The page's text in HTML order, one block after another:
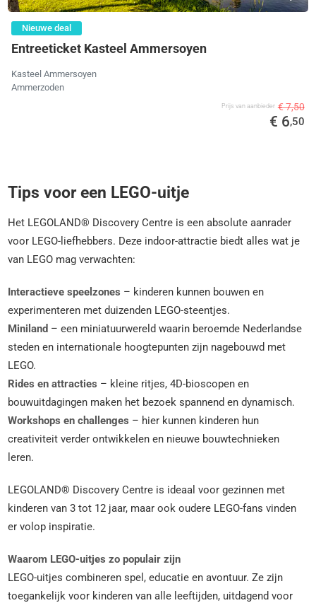
Nieuwe deal
Entreeticket Kasteel Ammersoyen
Kasteel Ammersoyen
Ammerzoden
Prijs van aanbieder € 7,50
€ 6,50
Tips voor een LEGO-uitje
Het LEGOLAND® Discovery Centre is een absolute aanrader
voor LEGO-liefhebbers. Deze indoor-attractie biedt alles wat je
van LEGO mag verwachten:
Interactieve speelzones – kinderen kunnen bouwen en
experimenteren met duizenden LEGO-steentjes.
Miniland – een miniatuurwereld waarin beroemde Nederlandse
steden en internationale hoogtepunten zijn nagebouwd met
LEGO.
Rides en attracties – kleine ritjes, 4D-bioscopen en
bouwuitdagingen maken het bezoek spannend en dynamisch.
Workshops en challenges – hier kunnen kinderen hun
creativiteit verder ontwikkelen en nieuwe bouwtechnieken
leren.
LEGOLAND® Discovery Centre is ideaal voor gezinnen met
kinderen van 3 tot 12 jaar, maar ook oudere LEGO-fans vinden
er volop inspiratie.
Waarom LEGO-uitjes zo populair zijn
LEGO-uitjes combineren spel, educatie en avontuur. Ze zijn
toegankelijk voor kinderen van alle leeftijden, uitdagend voor